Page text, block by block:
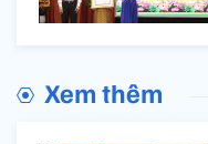
Xem thêm